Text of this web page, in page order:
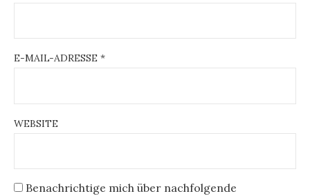
E-MAIL-ADRESSE *
WEBSITE
Benachrichtige mich über nachfolgende